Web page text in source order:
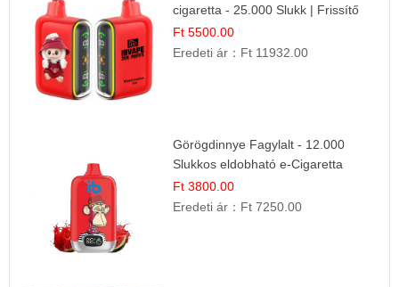
cigaretta - 25.000 Slukk | Frissítő
Nyári Íz
Ft 5500.00
Eredeti ár： Ft 11932.00
Görögdinnye Fagylalt - 12.000
Slukkos eldobható e-Cigaretta
Ft 3800.00
Eredeti ár： Ft 7250.00